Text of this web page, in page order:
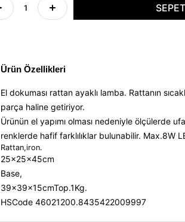
Ürün Özellikleri
El dokuması rattan ayaklı lamba. Rattanın
parça haline getiriyor.
Ürünün el yapımı olması nedeniyle ölçülerde
renklerde hafif farklılıklar bulunabilir. Max.8W
Rattan,iron.
25x25x45cm
Base,
39x39x15cmTop.1Kg.
HSCode 46021200.8435422009997